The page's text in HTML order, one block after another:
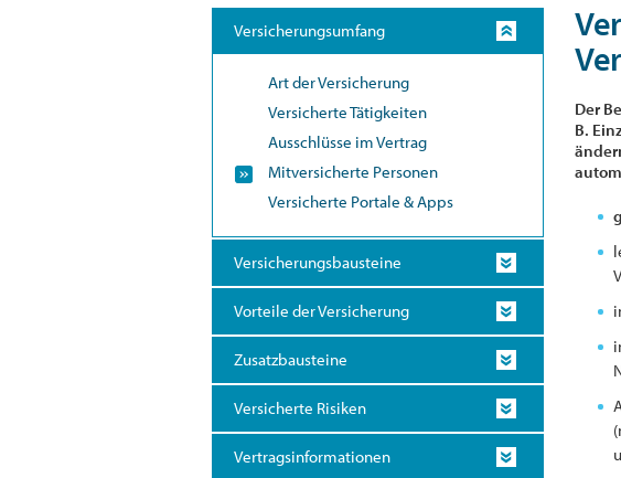
Versicherungsumfang
Art der Versicherung
Versicherte Tätigkeiten
Ausschlüsse im Vertrag
Mitversicherte Personen
Versicherte Portale & Apps
Versicherungsbausteine
Vorteile der Versicherung
Zusatzbausteine
Versicherte Risiken
Vertragsinformationen
Der
B.